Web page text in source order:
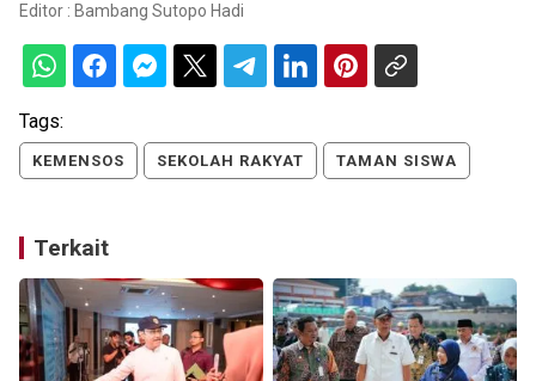
Editor : Bambang Sutopo Hadi
Tags:
KEMENSOS SEKOLAH RAKYAT TAMAN SISWA
Terkait